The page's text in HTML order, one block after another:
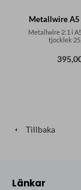
Metallwire A5
Metallwire 2:1 i
tjocklek
Tillbaka
Länkar